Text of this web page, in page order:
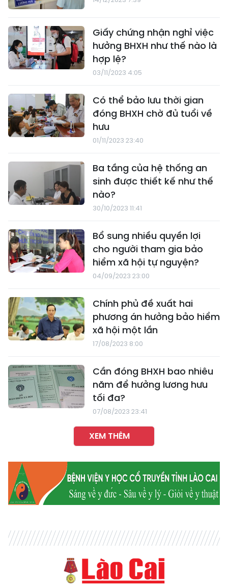
Giấy chứng nhận nghỉ việc
hưởng BHXH như thế nào là
hợp lệ?
03/11/2023 4:05
Có thể bảo lưu thời gian
đóng BHXH chờ đủ tuổi về
hưu
01/11/2023 23:40
Ba tầng của hệ thống an
sinh được thiết kế như thế
nào?
30/10/2023 11:41
Bổ sung nhiều quyền lợi
cho người tham gia bảo
hiểm xã hội tự nguyện?
04/09/2023 23:00
Chính phủ đề xuất hai
phương án hưởng bảo hiểm
xã hội một lần
17/08/2023 8:00
Cần đóng BHXH bao nhiêu
năm để hưởng lương hưu
tối đa?
07/08/2023 23:41
XEM THÊM